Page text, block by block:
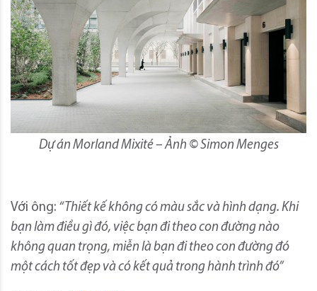
Dự án Morland Mixité – Ảnh © Simon Menges
Với ông: “Thiết kế không có màu sắc và hình dạng. Khi
bạn làm điều gì đó, việc bạn đi theo con đường nào
không quan trọng, miễn là bạn đi theo con đường đó
một cách tốt đẹp và có kết quả trong hành trình đó”